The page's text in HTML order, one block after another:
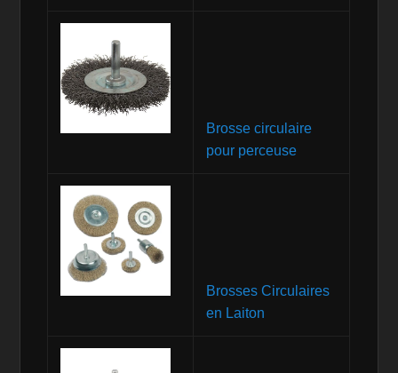
Brosse circulaire
pour perceuse
Brosses Circulaires
en Laiton